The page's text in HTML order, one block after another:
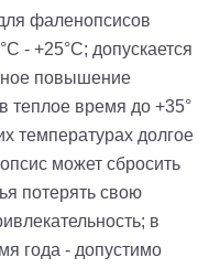
фаленопсисов
- +25°С; допускается
повышение
теплое время до +35°
температурах долгое
может сбросить
потерять свою
в
года - допустимо